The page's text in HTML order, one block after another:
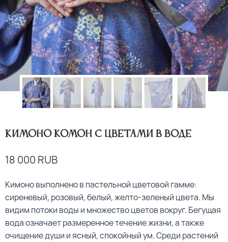
Кимоно комон с цветами в воде
18 000 RUB
Кимоно выполнено в пастельной цветовой гамме:
сиреневый, розовый, белый, желто-зеленый цвета. Мы
видим потоки воды и множество цветов вокруг. Бегущая
вода означает размеренное течение жизни, а также
очищение души и ясный, спокойный ум. Среди растений